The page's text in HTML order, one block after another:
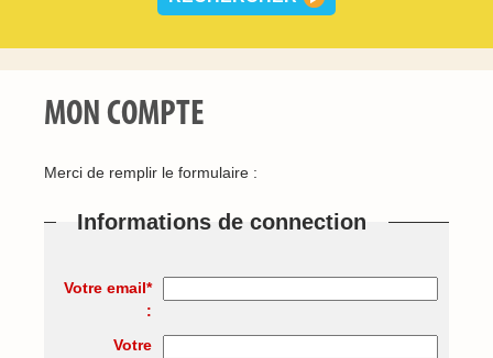
MON COMPTE
Merci de remplir le formulaire :
Informations de connection
Votre email*
:
Votre